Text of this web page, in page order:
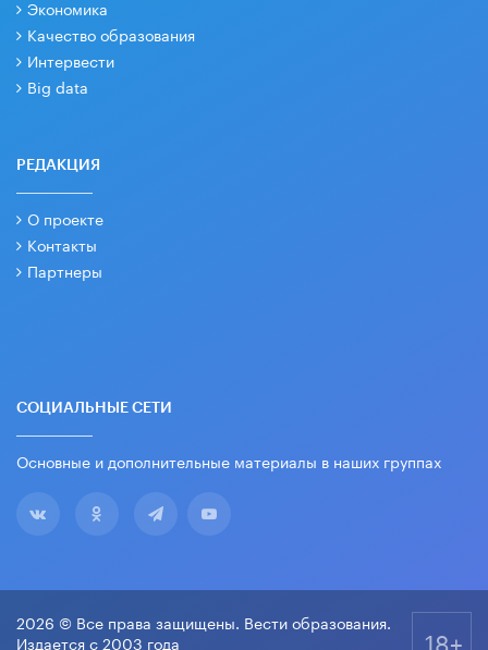
Экономика
Качество образования
Интервести
Big data
РЕДАКЦИЯ
О проекте
Контакты
Партнеры
СОЦИАЛЬНЫЕ СЕТИ
Основные и дополнительные материалы в наших группах
2026 © Все права защищены. Вести образования.
Издается с 2003 года
18+